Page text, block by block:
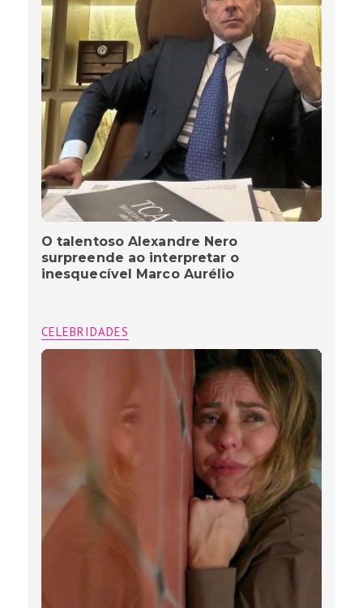
O talentoso Alexandre Nero
surpreende ao interpretar o
inesquecível Marco Aurélio
CELEBRIDADES